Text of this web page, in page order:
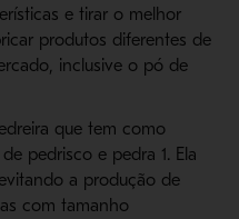
e tirar o melhor
produtos diferentes de
inclusive o pó de
que tem como
pedrisco e pedra 1. Ela
a produção de
com tamanho